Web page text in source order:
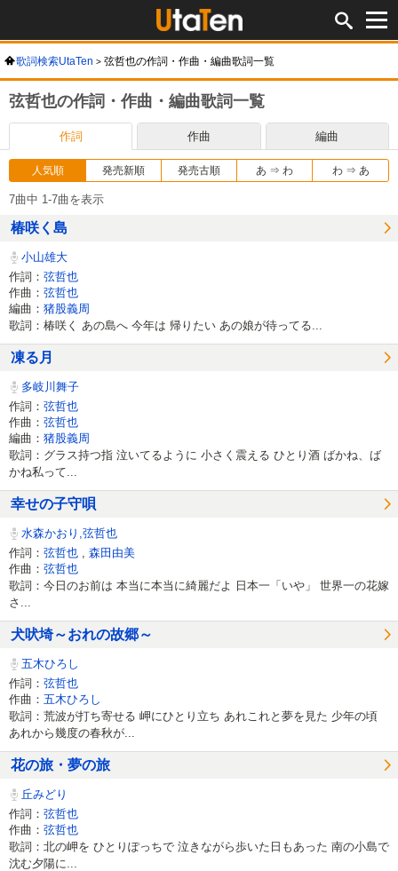
歌詞検索UtaTen 弦哲也の作詞・作曲・編曲歌詞一覧
弦哲也の作詞・作曲・編曲歌詞一覧
作詞 作曲 編曲
人気順 発売新順 発売古順 あ ⇒ わ わ ⇒ あ
7曲中 1-7曲を表示
椿咲く島
小山雄大
作詞： 弦哲也
作曲： 弦哲也
編曲： 猪股義周
歌詞：椿咲く あの島へ 今年は 帰りたい あの娘が待ってる...
凍る月
多岐川舞子
作詞： 弦哲也
作曲： 弦哲也
編曲： 猪股義周
歌詞：グラス持つ指 泣いてるように 小さく震える ひとり酒 ばかね、ば
かね私って...
幸せの子守唄
水森かおり,弦哲也
作詞： 弦哲也
森田由美
作曲： 弦哲也
歌詞：今日のお前は 本当に本当に綺麗だよ 日本一「いや」 世界一の花嫁
さ...
犬吠埼～おれの故郷～
五木ひろし
作詞： 弦哲也
作曲： 五木ひろし
歌詞：荒波が打ち寄せる 岬にひとり立ち あれこれと夢を見た 少年の頃
あれから幾度の春秋が...
花の旅・夢の旅
丘みどり
作詞： 弦哲也
作曲： 弦哲也
歌詞：北の岬を ひとりぽっちで 泣きながら歩いた日もあった 南の小島で
沈む夕陽に...